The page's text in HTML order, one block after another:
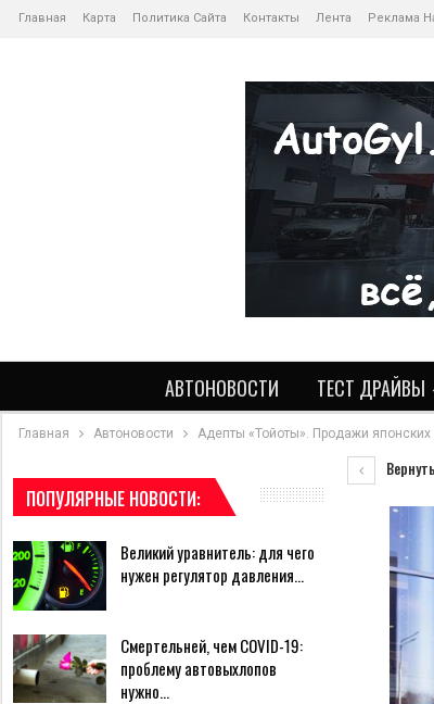
Главная Карта Политика Сайта Контакты Лента Реклама
АВТОНОВОСТИ ТЕСТ ДРАЙВЫ
Главная Автоновости Адепты «Тойоты». Продажи
ПОПУЛЯРНЫЕ НОВОСТИ:
Великий уравнитель: для чего
нужен регулятор давления…
Смертельней, чем COVID-19:
проблему автовыхлопов
нужно…